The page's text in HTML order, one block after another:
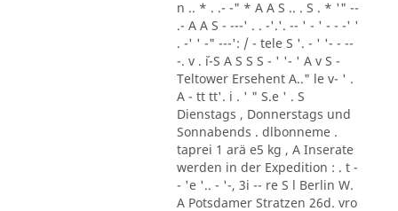
n .. * . .- -" * A A S .. . S . * '" --
.- A A S - ---' . . -'.'. -- ' - ' - - -' '
. -' ' -" ---': / - tele S '. - ' '- - --
-. v . ´i-S A S S S - ' '- ' A v S -
Teltower Ersehent A.." le v- ' .
A - tt tt'. i . ' " S.e ' . S
Dienstags , Donnerstags und
Sonnabends . dlbonneme .
taprei 1 arä e5 kg , A Inserate
werden in der Expedition : . t -
- 'e '.. - '-, 3i -- re S l Berlin W.
A Potsdamer Stratzen 26d. vro